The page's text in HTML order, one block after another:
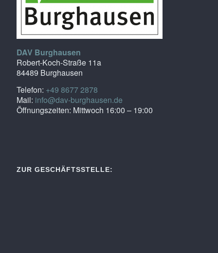
DAV Burghausen
Robert-Koch-Straße 11a
84489 Burghausen
Telefon: +49 8677 2878
Mail: info@dav-burghausen.de
Öffnungszeiten: Mittwoch 16:00 – 19:00
ZUR GESCHÄFTSSTELLE: